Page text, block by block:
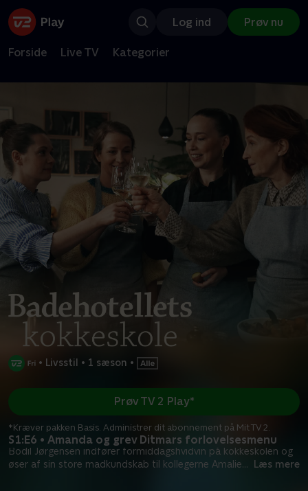
Log ind Prøv nu
Forside Live TV Kategorier
• Livsstil • 1 sæson •
S1:E6 • Amanda og grev Ditmars forlovelsesmenu
Bodil Jørgensen indfører formiddagshvidvin på kokkeskolen og
øser af sin store madkundskab til kollegerne Amalie... Læs mere
Prøv TV 2 Play*
*Kræver pakken Basis. Administrer dit abonnement på Mit TV 2.